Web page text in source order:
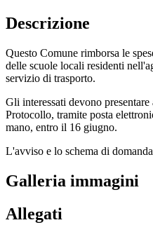
Descrizione
Questo Comune rimborsa le
delle scuole locali residenti
servizio di trasporto.
Gli interessati devono
Protocollo, tramite posta
mano, entro il 16 giugno.
L'avviso e lo schema di
Galleria immagini
Allegati